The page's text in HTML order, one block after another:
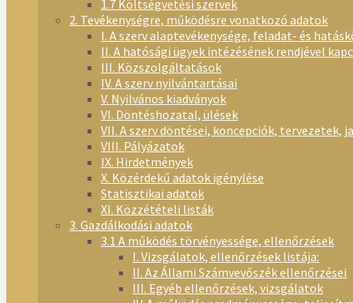
1.7 Költségvetési szervek
2. Tevékenységre, működésre vonatkozó adatok
I. A szerv alaptevékenysége, feladat- és
II. A hatósági ügyek intézésének rendjével
III. Közszolgáltatások
IV. A szerv nyilvántartásai
V. Nyilvános kiadványok
VI. Döntéshozatal, ülések
VII. A szerv döntései, koncepciók, tervezetek,
VIII. Pályázatok
IX. Hirdetmények
X. Közérdekű adatok igénylése
Statisztikai adatok
XI. Közzétételi listák
3. Gazdálkodási adatok
3.1 A működés törvényessége, ellenőrzések
I. Vizsgálatok, ellenőrzések listája:
II. Az Állami Számvevőszék ellenőrzései
III. Egyéb ellenőrzések, vizsgálatok